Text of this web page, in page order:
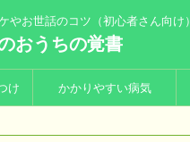
やお世話のコツ（初心者さん向け）
おうちの覚書
け かかりやすい病気